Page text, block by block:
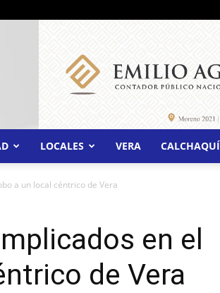
LOCALES VERA CALCHAQUÍ
a un local céntrico de Vera
en el
de Vera